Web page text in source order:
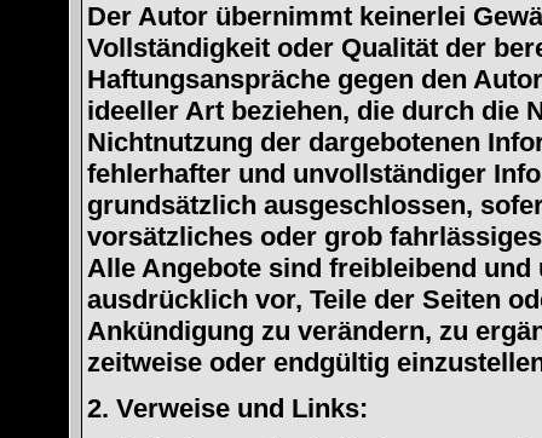
Der Autor übernimmt keinerlei
Vollständigkeit oder Qualität der
Haftungsanspräche gegen den
ideeller Art beziehen, die durch die
Nichtnutzung der dargebotenen
fehlerhafter und unvollständiger
grundsätzlich ausgeschlossen,
vorsätzliches oder grob
Alle Angebote sind freibleibend
ausdrücklich vor, Teile der Seiten
Ankündigung zu verändern, zu
zeitweise oder endgültig
2. Verweise und Links: